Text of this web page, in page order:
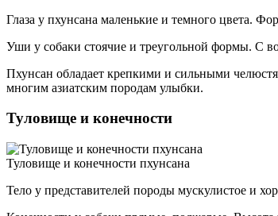
Глаза у пхунсана маленькие и темного цвета.
Уши у собаки стоячие и треугольной формы. С
Пхунсан обладает крепкими и сильными
многим азиатским породам улыбки.
Туловище и конечности
Туловище и конечности пхунсана
Тело у представителей породы мускулистое и